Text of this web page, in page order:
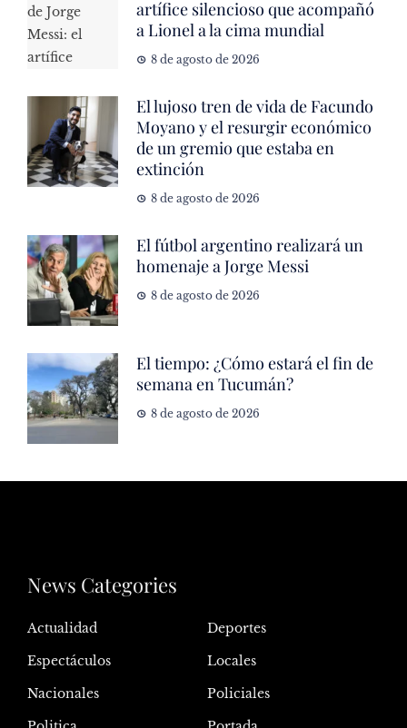
artífice silencioso que acompañó
a Lionel a la cima mundial
8 de agosto de 2026
El lujoso tren de vida de Facundo
Moyano y el resurgir económico
de un gremio que estaba en
extinción
8 de agosto de 2026
El fútbol argentino realizará un
homenaje a Jorge Messi
8 de agosto de 2026
El tiempo: ¿Cómo estará el fin de
semana en Tucumán?
8 de agosto de 2026
News Categories
Actualidad
Deportes
Espectáculos
Locales
Nacionales
Policiales